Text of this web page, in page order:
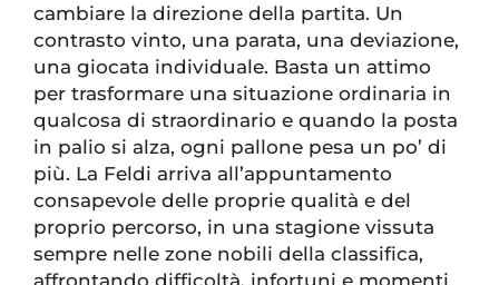
cambiare la direzione della partita. Un
contrasto vinto, una parata, una deviazione,
una giocata individuale. Basta un attimo
per trasformare una situazione ordinaria in
qualcosa di straordinario e quando la posta
in palio si alza, ogni pallone pesa un po’ di
più. La Feldi arriva all’appuntamento
consapevole delle proprie qualità e del
proprio percorso, in una stagione vissuta
sempre nelle zone nobili della classifica,